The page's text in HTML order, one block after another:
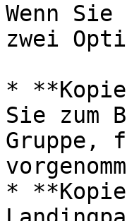
Wenn
zwei
*
Sie zum
Gruppe,
*